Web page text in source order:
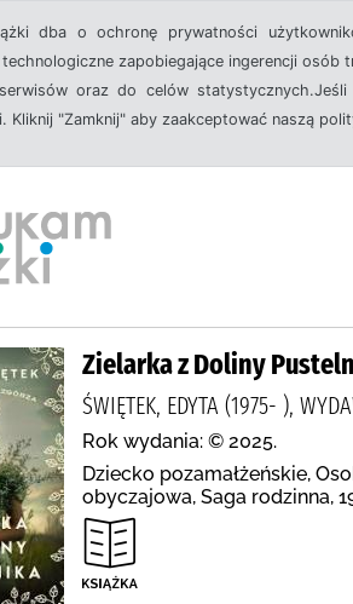
dba o ochronę prywatności
technologiczne zapobiegające ingerencji
oraz do celów
Kliknij "Zamknij" aby zaakceptować naszą
Zielarka z Doliny
ŚWIĘTEK, EDYTA (1975- ),
Rok wydania: © 2025.
Dziecko pozamałżeńskie,
obyczajowa, Saga rodzinna,